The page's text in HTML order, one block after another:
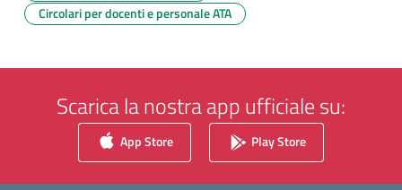
Circolari per docenti e personale ATA
Scarica la nostra app ufficiale su:
App Store Play Store